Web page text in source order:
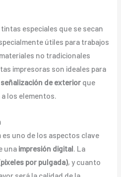
especiales que se secan
útiles para trabajos
no tradicionales
impresoras son ideales para
señalización de exteriorque
los elementos.
es uno de los aspectos clave
una impresión digital. La
por pulgada), y cuanto